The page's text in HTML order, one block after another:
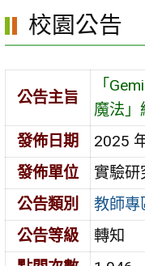
區
校園公告
公告主旨
「
魔法」
發佈日期
2025
發佈單位
實驗研
公告類別
教師專
公告等級
轉知